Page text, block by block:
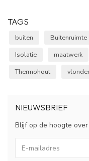
TAGS
buiten Buitenruimte
Isolatie
maatwerk
Thermohout
vlonder
NIEUWSBRIEF
Blijf op de hoogte